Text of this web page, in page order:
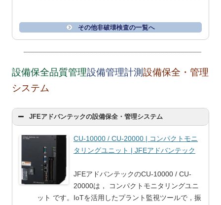
その他非破壊検査の一覧へ
設備保全品質管理設備管理計測設備保全・管理
システム
JFEアドバンテックの設備保全・管理システム
CU-10000 / CU-20000 | コンパクトモニ
タリングユニット | JFEアドバンテック
JFEアドバンテックのCU-10000 / CU-
20000は， コンパクトモニタリングユニ
ット です。IoTを活用したプラント監視ツールで，振